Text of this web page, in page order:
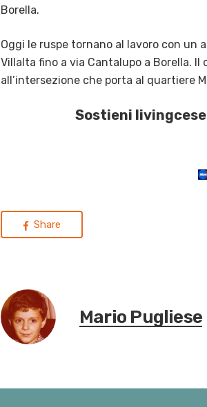
Borella.
Oggi le ruspe tornano al lavoro con
Villalta fino a via Cantalupo a Borella.
all’intersezione che porta al quartiere
Sostieni
Share
Mario Pugliese